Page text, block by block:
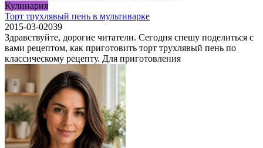
Кулинария
Торт трухлявый пень в мультиварке
2015-03-02039
Здравствуйте, дорогие читатели. Сегодня спешу поделиться с
вами рецептом, как приготовить торт трухлявый пень по
классическому рецепту. Для приготовления